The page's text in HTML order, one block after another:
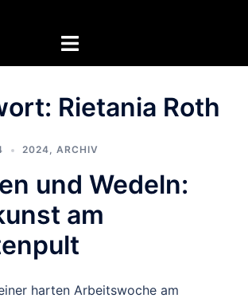
Menü
Rietania Roth
2024, ARCHIV
und Wedeln:
am
harten Arbeitswoche am